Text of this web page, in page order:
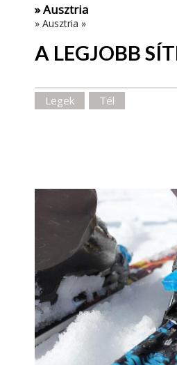
» Ausztria
» Ausztria »
A LEGJOBB
Legek Tél